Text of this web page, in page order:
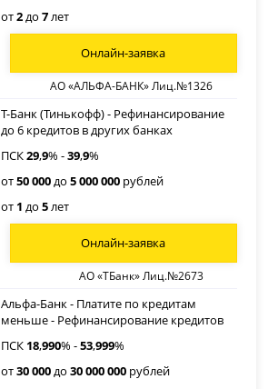
от2до7лет
АО «АЛЬФА-БАНК» Лиц.№1326
Онлайн-заявка
Т-Банк (Тинькофф) - Рефинансирование
до 6 кредитов в других банках
ПСК29,9% -39,9%
от50 000до5 000 000 рублей
от 1 до5лет
АО «ТБанк» Лиц.№2673
Онлайн-заявка
Альфа-Банк - Платите по кредитам
меньше - Рефинансирование кредитов
ПСК 18,990% -53,999%
от30 000до30 000 000 рублей